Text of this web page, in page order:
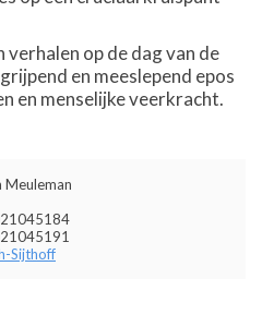
verhalen op de dag van de
en meeslepend epos
en menselijke veerkracht.
Meuleman
Sijthoff